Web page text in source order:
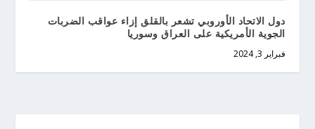
دول الاتحاد الأوروبي تشعر بالقلق إزاء عواقب الضربات
الجوية الأمريكية على العراق وسوريا
فبراير 3, 2024